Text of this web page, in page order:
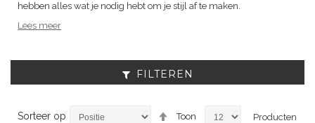
hebben alles wat je nodig hebt om je stijl af te maken.
Lees meer
FILTEREN
Sorteer op
Van
Toon
Producten